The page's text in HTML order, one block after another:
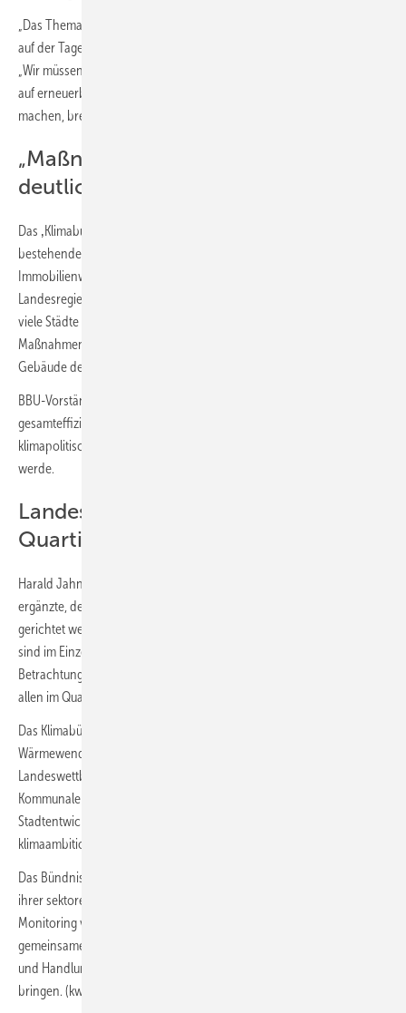
„Das Thema Wärmewende steht in allen
auf der Tagesordnung“, sagte Infrastrukturminister Guido Beermann.
„Wir müssen uns mit dieser Herausforderung, die Wärmeversorgung
auf erneuerbare Energien umzustellen und die Gebäude effizienter zu
machen, breit aufstellen und alle vorhandenen Kräfte bündeln.“
„Maßnahmen des Klimaschutzes
deutlich beschleunigen“
Das ‚Klimabündnis Stadtentwicklung Brandenburg‘ soll auf die bereits
bestehenden einzelnen Kooperationsvereinbarungen von
Immobilienwirtschaft, kommunalen Unternehmen und
Landesregierung aufbauen, Modellvorhaben ins Leben rufen und
viele Städte des Landes ansprechen, um die Umsetzung von
Maßnahmen des Klimaschutzes auf den Ebenen Stadt-Quartier-
Gebäude deutlich zu beschleunigen werden, so Beermann.
BBU-Vorständin Maren Kern betonte, dass eine intensive und
gesamteffiziente Zusammenarbeit auch die Akzeptanz von
klimapolitisch notwendigen Sanierungsvorhaben weiter verbessern
werde.
Landeswettbewerb „CO2-neutrales
Quartier“
Harald Jahnke, Vorsitzender VKU-Landesgruppe Berlin-Brandenburg,
ergänzte, der Blick müsse vom einzelnen Gebäude auf das Quartier
gerichtet werden: „Potenziale für den Einsatz erneuerbarer Wärme
sind im Einzelgebäude beschränkt. Nur durch die ganzheitliche
Betrachtung sind die Potenziale ausschöpfbar und über Wärmenetze
allen im Quartier zugänglich.“
Das Klimabündnis will mit verschiedensten Aktivitäten das Thema
Wärmewende voranbringen. So ist die Auslobung eines
Landeswettbewerbs „Vision CO2-neutrales Quartier“ geplant.
Kommunale Modellvorhaben der integrierten energetischen
Stadtentwicklung sollen initiiert sowie Unternehmen mit besonders
klimaambitionierten Zielstellungen ausgezeichnet werden.
Das Bündnis will zudem Städte und Gemeinden bei der Erfassung
ihrer sektorenbezogenen Treibhausgasemissionen und beim
Monitoring von
gemeinsame Initiativen zur Organisation eines konsistenten Rechts-
und Handlungsrahmens im Bereich klimagerechte Stadt auf den Weg
bringen. (kw)